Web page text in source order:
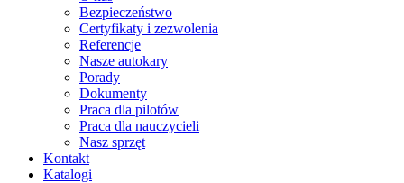
Bezpieczeństwo
Certyfikaty i zezwolenia
Referencje
Nasze autokary
Porady
Dokumenty
Praca dla pilotów
Praca dla nauczycieli
Nasz sprzęt
Kontakt
Katalogi